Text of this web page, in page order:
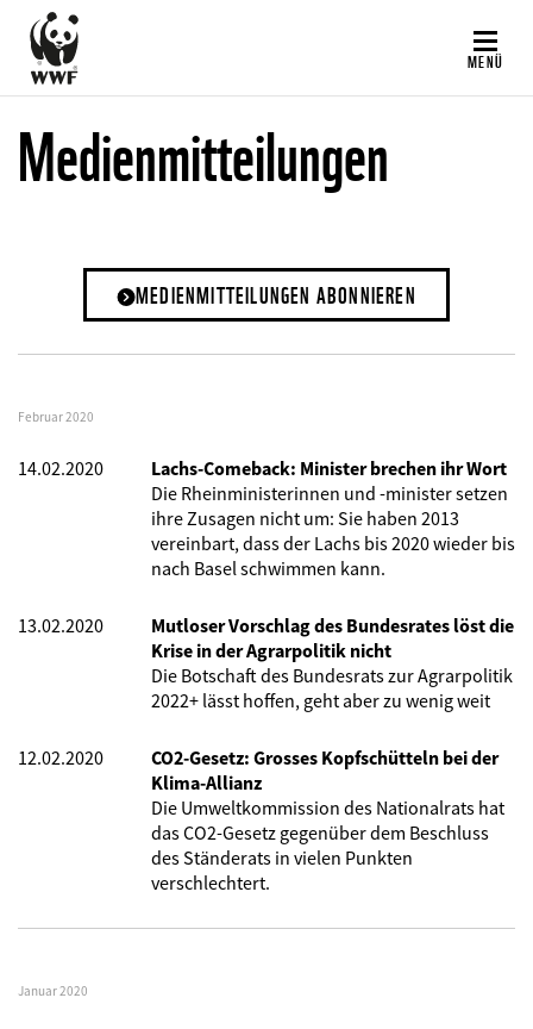
Direkt
zum
Inhalt
MENÜ
Medienmitteilungen
MEDIENMITTEILUNGEN ABONNIEREN
Februar 2020
14.02.2020
Lachs-Comeback: Minister brechen ihr Wort
Die Rheinministerinnen und -minister setzen
ihre Zusagen nicht um: Sie haben 2013
vereinbart, dass der Lachs bis 2020 wieder bis
nach Basel schwimmen kann.
13.02.2020
Mutloser Vorschlag des Bundesrates löst die
Krise in der Agrarpolitik nicht
Die Botschaft des Bundesrats zur Agrarpolitik
2022+ lässt hoffen, geht aber zu wenig weit
12.02.2020
CO2-Gesetz: Grosses Kopfschütteln bei der
Klima-Allianz
Die Umweltkommission des Nationalrats hat
das CO2-Gesetz gegenüber dem Beschluss
des Ständerats in vielen Punkten
verschlechtert.
Januar 2020